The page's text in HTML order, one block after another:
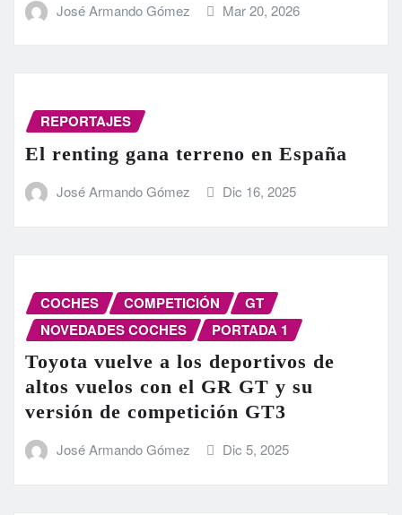
José Armando Gómez Mar 20, 2026
REPORTAJES
El renting gana terreno en España
José Armando Gómez Dic 16, 2025
COCHES COMPETICIÓN
GT
NOVEDADES COCHES
PORTADA 1
Toyota vuelve a los deportivos de
altos vuelos con el GR GT y su
versión de competición GT3
José Armando Gómez Dic 5, 2025